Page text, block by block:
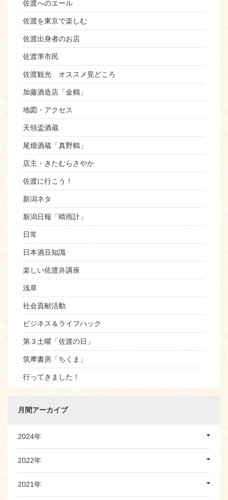
佐渡へのエール
佐渡を東京で楽しむ
佐渡出身者のお店
佐渡準市民
佐渡観光 オススメ見どころ
加藤酒造店「金鶴」
地図・アクセス
天領盃酒蔵
尾畑酒蔵「真野鶴」
店主・きたむらさやか
佐渡に行こう！
新潟ネタ
新潟日報「晴雨計」
日常
日本酒豆知識
楽しい佐渡弁講座
浅草
社会貢献活動
ビジネス＆ライフハック
第３土曜「佐渡の日」
筑摩書房「ちくま」
行ってきました！
月間アーカイブ
2024年
2022年
2021年